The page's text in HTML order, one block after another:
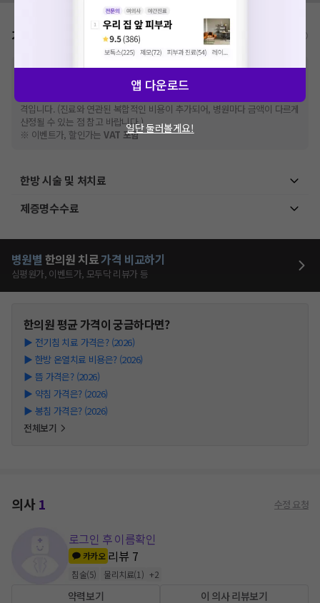
가격표 비급여/급여 진료란?
※비급여 항목의 경우,추가비용 등으로 실제 가격과 상이할 수 있으니, 정확
한 가격은 해당 의료기관에 직접 문의해주세요.
건강보험심사평가원
격입니다. (진료와 연관된 복합적인 비용이 추가되어, 병원마다 금액이 다르게
산정될 수 있는 점 참고 바랍니다.)
※ 이벤트가, 할인가는VAT 포함
한방 시술 및 처치료
제증명수수료
병원별 한의원 치료가격 비교하기
심평원가, 이벤트가, 모두닥 리뷰가 등
한의원평균 가격이 궁금하다면?
▶ 전기침 치료 가격은? (2026)
▶ 한방 온열치료 비용은? (2026)
▶ 뜸 가격은? (2026)
▶ 약침 가격은? (2026)
▶ 봉침 가격은? (2026)
전체보기
의사1 수정 요청
로그인 후 이름확인
카카오 리뷰 7
침술(5) 물리치료(1 ) +2
약력보기 이 의사 리뷰보기
앱 다운로드
일단 둘러볼게요!